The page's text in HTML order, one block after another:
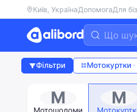
Київ, УкраїнаДопомогаДля
Фільтри Мотокуртки
М М